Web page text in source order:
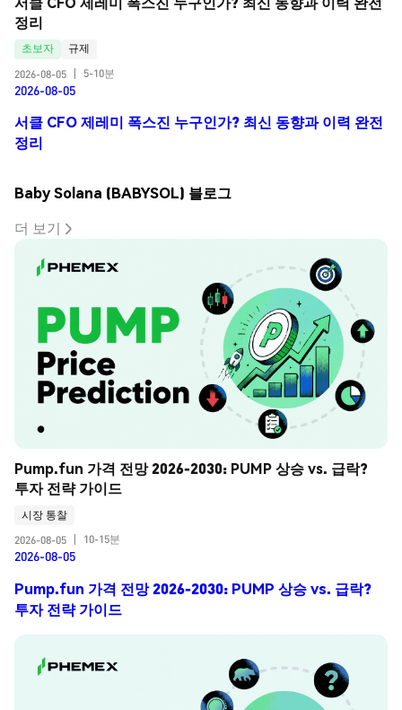
정리
초보자
규제
2026-08-05
5-10분
2026-08-05
서클 CFO 제레미 폭스진 누구인가? 최신 동향과 이력 완전
정리
Baby Solana (BABYSOL) 블로그
더 보기
Pump.fun 가격 전망 2026-2030: PUMP 상승 vs. 급락?
투자 전략 가이드
시장 통찰
2026-08-05
10-15분
2026-08-05
Pump.fun 가격 전망 2026-2030: PUMP 상승 vs. 급락?
투자 전략 가이드